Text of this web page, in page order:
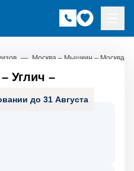
— Москва – Мышкин – Москва
до 31 Августа
– Углич –